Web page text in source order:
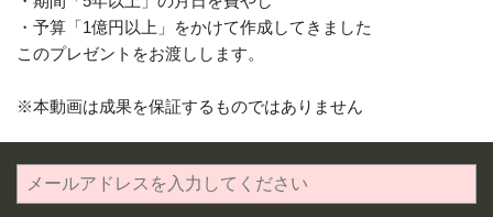
・予算「1億円以上」をかけて作成してきました
このプレゼントをお渡しします。
※本動画は成果を保証するものではありません